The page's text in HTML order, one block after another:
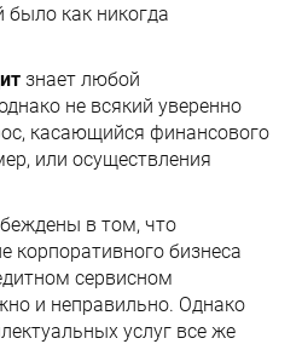
как никогда
знает любой
не всякий уверенно
касающийся финансового
или осуществления
в том, что
корпоративного бизнеса
сервисном
и неправильно. Однако
услуг все же